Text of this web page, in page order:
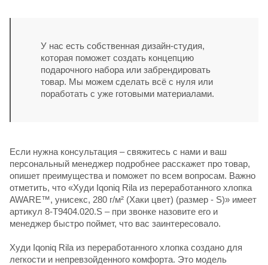
У нас есть собственная дизайн-студия,
которая поможет создать концепцию
подарочного набора или забрендировать
товар. Мы можем сделать всё с нуля или
поработать с уже готовыми материалами.
Если нужна консультация – свяжитесь с нами и ваш
персональный менеджер подробнее расскажет про товар,
опишет преимущества и поможет по всем вопросам. Важно
отметить, что «Худи Iqoniq Rila из переработанного хлопка
AWARE™, унисекс, 280 г/м² (Хаки цвет) (размер - S)» имеет
артикул 8-T9404.020.S – при звонке назовите его и
менеджер быстро поймет, что вас заинтересовало.
Худи Iqoniq Rila из переработанного хлопка создано для
легкости и непревзойденного комфорта. Это модель